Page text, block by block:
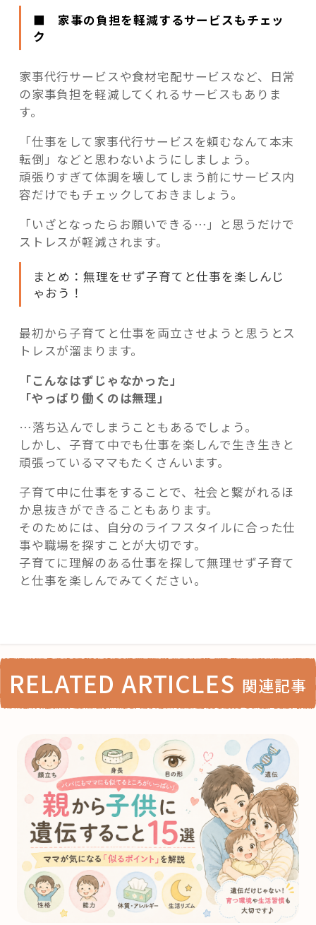
■ 家事の負担を軽減するサービスもチェッ
ク
家事代行サービスや食材宅配サービスなど、日常
の家事負担を軽減してくれるサービスもありま
す。
「仕事をして家事代行サービスを頼むなんて本末
転倒」などと思わないようにしましょう。
頑張りすぎて体調を壊してしまう前にサービス内
容だけでもチェックしておきましょう。
「いざとなったらお願いできる…」と思うだけで
ストレスが軽減されます。
まとめ：無理をせず子育てと仕事を楽しんじ
ゃおう！
最初から子育てと仕事を両立させようと思うとス
トレスが溜まります。
「こんなはずじゃなかった」
「やっぱり働くのは無理」
…落ち込んでしまうこともあるでしょう。
しかし、子育て中でも仕事を楽しんで生き生きと
頑張っているママもたくさんいます。
子育て中に仕事をすることで、社会と繋がれるほ
か息抜きができることもあります。
そのためには、自分のライフスタイルに合った仕
事や職場を探すことが大切です。
子育てに理解のある仕事を探して無理せず子育て
と仕事を楽しんでみてください。
RELATED ARTICLES 関連記事